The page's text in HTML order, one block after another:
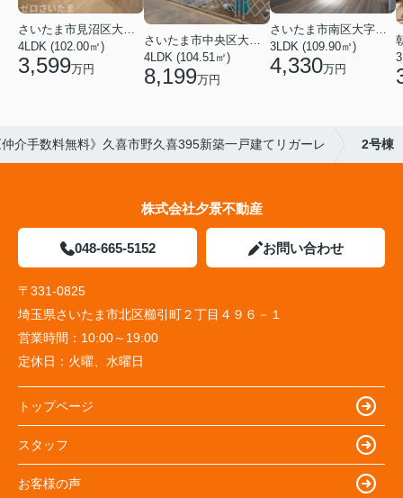
さいたま市見沼区大字蓮沼
4LDK (102.00㎡)
3,599万円
さいたま市中央区大戸３丁目
4LDK (104.51㎡)
8,199万円
さいたま市南区大字太田窪
3LDK (109.90㎡)
4,330万円
介手数料無料》久喜市野久喜395新築一戸建てリガーレ 2号棟
株式会社夕景不動産
048-665-5152 お問い合わせ
〒331-0825
埼玉県さいたま市北区櫛引町２丁目４９６－１
営業時間： 10:00～19:00
定休日： 火曜、水曜日
トップページ
スタッフ
お客様の声